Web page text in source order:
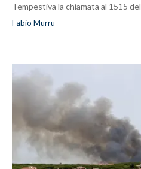
Tempestiva la chiamata al 1515
Fabio Murru